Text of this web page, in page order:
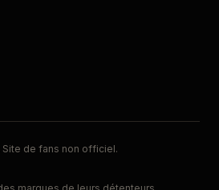
de fans non officiel.